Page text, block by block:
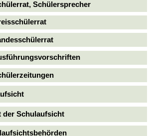
Schülersprecher
der Schulaufsicht